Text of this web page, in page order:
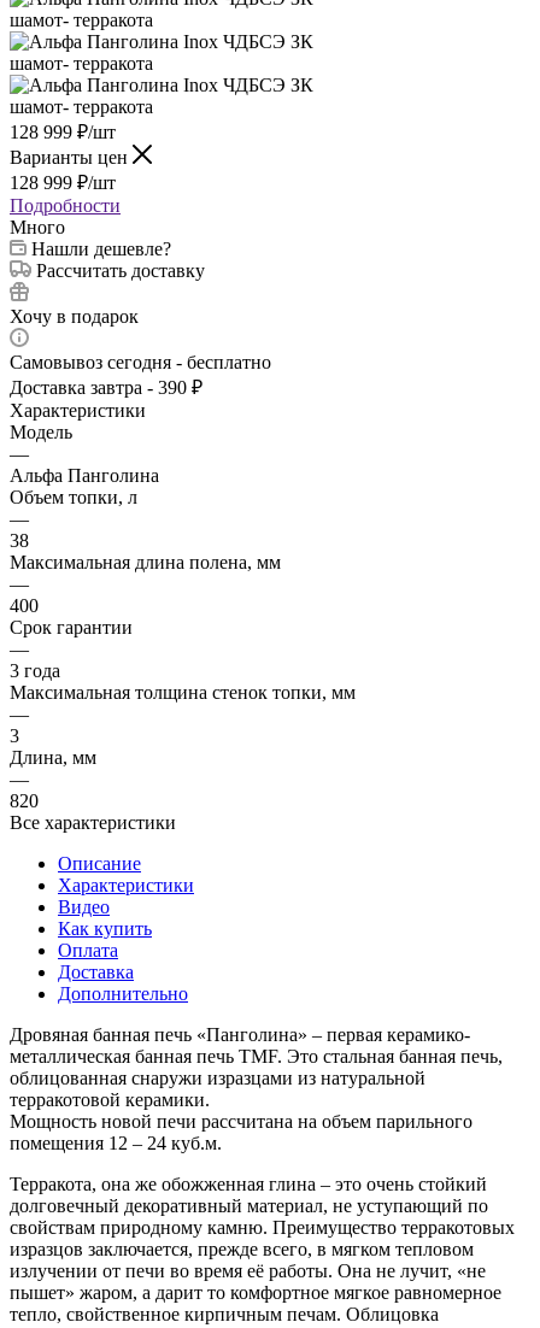
128 999 ₽/шт
Варианты цен
128 999 ₽/шт
Подробности
Много
Нашли дешевле?
Рассчитать доставку
Хочу в подарок
Самовывоз сегодня - бесплатно
Доставка завтра - 390 ₽
Характеристики
Модель
—
Альфа Панголина
Объем топки, л
—
38
Максимальная длина полена, мм
—
400
Срок гарантии
—
3 года
Максимальная толщина стенок топки, мм
—
3
Длина, мм
—
820
Все характеристики
Описание
Характеристики
Видео
Как купить
Оплата
Доставка
Дополнительно
Дровяная банная печь «Панголина» – первая керамико-
металлическая банная печь TMF. Это стальная банная печь,
облицованная снаружи изразцами из натуральной
терракотовой керамики.
Мощность новой печи рассчитана на объем парильного
помещения 12 – 24 куб.м.
Терракота, она же обожженная глина – это очень стойкий
долговечный декоративный материал, не уступающий по
свойствам природному камню. Преимущество терракотовых
изразцов заключается, прежде всего, в мягком тепловом
излучении от печи во время её работы. Она не лучит, «не
пышет» жаром, а дарит то комфортное мягкое равномерное
тепло, свойственное кирпичным печам. Облицовка